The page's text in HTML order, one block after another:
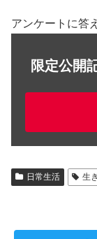
アンケートに答
限定公開
日常生活 生